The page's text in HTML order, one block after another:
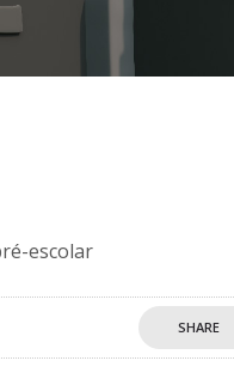
escolar
SHARE